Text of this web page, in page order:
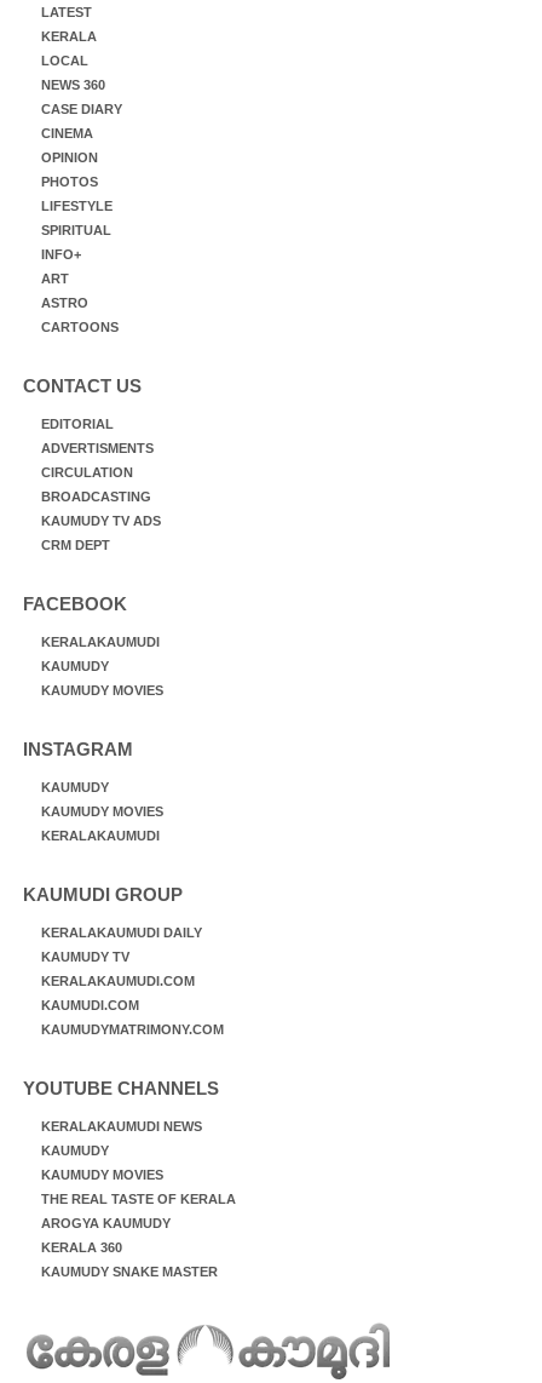
LATEST
KERALA
LOCAL
NEWS 360
CASE DIARY
CINEMA
OPINION
PHOTOS
LIFESTYLE
SPIRITUAL
INFO+
ART
ASTRO
CARTOONS
CONTACT US
EDITORIAL
ADVERTISMENTS
CIRCULATION
BROADCASTING
KAUMUDY TV ADS
CRM DEPT
FACEBOOK
KERALAKAUMUDI
KAUMUDY
KAUMUDY MOVIES
INSTAGRAM
KAUMUDY
KAUMUDY MOVIES
KERALAKAUMUDI
KAUMUDI GROUP
KERALAKAUMUDI DAILY
KAUMUDY TV
KERALAKAUMUDI.COM
KAUMUDI.COM
KAUMUDYMATRIMONY.COM
YOUTUBE CHANNELS
KERALAKAUMUDI NEWS
KAUMUDY
KAUMUDY MOVIES
THE REAL TASTE OF KERALA
AROGYA KAUMUDY
KERALA 360
KAUMUDY SNAKE MASTER